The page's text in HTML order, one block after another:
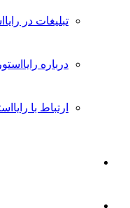
تبلیغات در
درباره رایااستور
ارتباط با